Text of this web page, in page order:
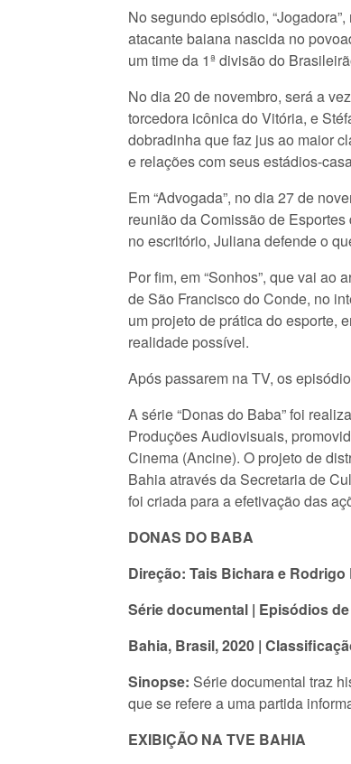
No segundo episódio,
atacante baiana nascida no
um time da 1ª divisão do
No dia 20 de novembro, será a
torcedora icônica do Vitória, e
dobradinha que faz jus ao maior
e relações com seus estádios-
Em “Advogada”, no dia 27 de
reunião da Comissão de
no escritório, Juliana defende o
Por fim, em “Sonhos”, que vai
de São Francisco do Conde, no
um projeto de prática do esporte,
realidade possível.
Após passarem na TV, os
A série “Donas do Baba” foi
Produções Audiovisuais,
Cinema (Ancine). O projeto de
Bahia através da Secretaria de
foi criada para a efetivação das
DONAS DO BABA
Direção: Tais Bichara e Rodrigo
Série documental | Episódios
Bahia, Brasil, 2020 |
Sinopse: Série documental traz
que se refere a uma partida
EXIBIÇÃO NA TVE BAHIA